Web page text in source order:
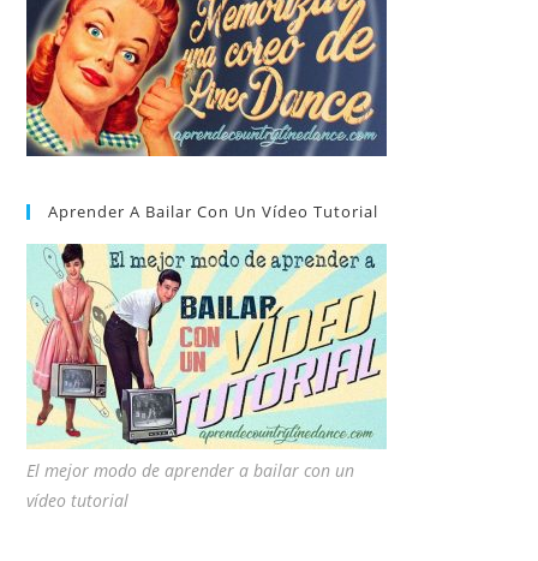
Aprender A Bailar Con Un Vídeo Tutorial
El mejor modo de aprender a bailar con un
vídeo tutorial